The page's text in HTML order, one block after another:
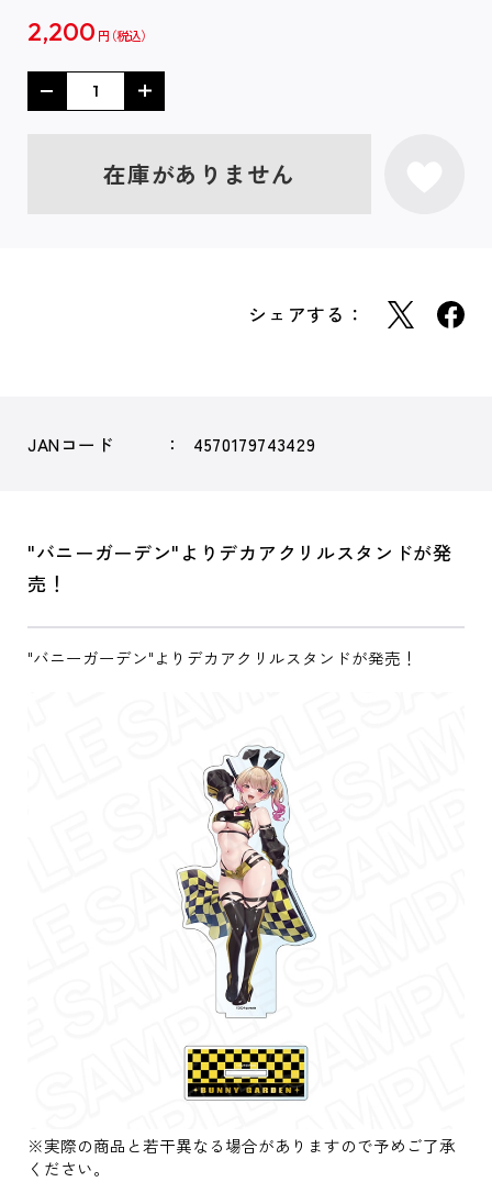
2,200 円
在庫がありません
シェアする：
JANコード 4570179743429
"バニーガーデン"よりデカアクリルスタンドが発
売！
"バニーガーデン"よりデカアクリルスタンドが発売！
※実際の商品と若干異なる場合がありますので予めご了承
ください。